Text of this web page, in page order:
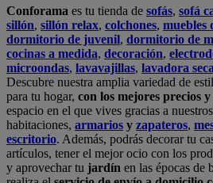
Conforama es tu tienda de sofás, sofá
sillón, sillón relax, colchones, muebles
dormitorio de juvenil, dormitorio de
cocinas a medida, decoración,
microondas, lavavajillas, lavadora
Descubre nuestra amplia variedad de
para tu hogar, con los mejores precios
espacio en el que vives gracias a nuestros
habitaciones, armarios y zapateros,
escritorio. Además, podrás decorar tu
artículos, tener el mejor ocio con los
y aprovechar tu jardín en las épocas de